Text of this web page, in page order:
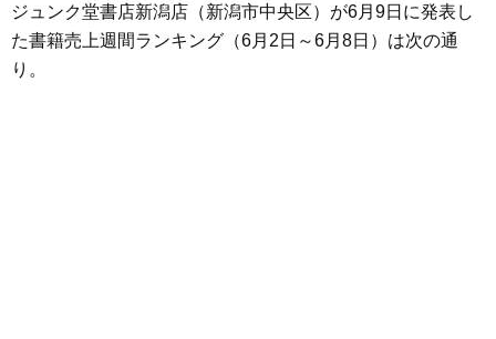
ジュンク堂書店新潟店（新潟市中央区）が6月9日に発表し
た書籍売上週間ランキング（6月2日～6月8日）は次の通
り。